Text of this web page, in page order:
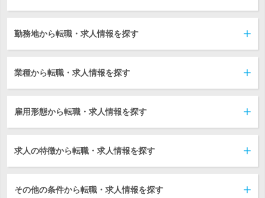
勤務地から転職・求人情報を探す
業種から転職・求人情報を探す
雇用形態から転職・求人情報を探す
求人の特徴から転職・求人情報を探す
その他の条件から転職・求人情報を探す